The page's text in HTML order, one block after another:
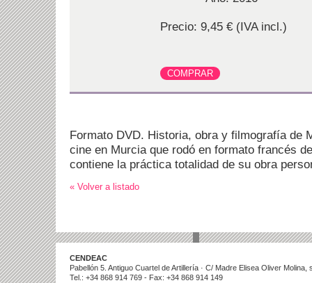
Precio: 9,45 € (IVA incl.)
Formato DVD. Historia, obra y filmografía de
cine en Murcia que rodó en formato francés
contiene la práctica totalidad de su obra
« Volver a listado
CENDEAC
Pabellón 5. Antiguo Cuartel de Artillería · C/ Madre Elisea Oliver
Tel.: +34 868 914 769 - Fax: +34 868 914 149